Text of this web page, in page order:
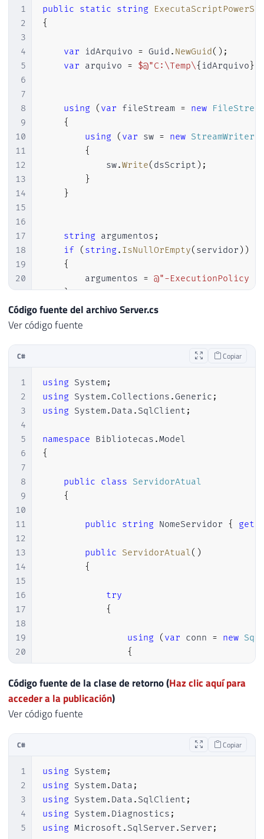
1
2
3
4
5
6
7
8
9
10
11
12
13
14
15
16
17
18
19
20
21
22
23
27
28
29
30
31
32
33
34
35
36
37
38
39
40
41
42
43
44
45
46
47
49
50
51
52
53
public static string
{
var idArquivo = Guid . NewGuid( ) ;
var arquivo = $@"C:\Temp\{ idArquivo }
using ( var fileStream = new
{
using
( var sw = new StreamWriter
{
            sw
.Write( dsScript ) ;
}
}
string argumentos ;
if
( string. IsNullOrEmpty( servidor ) )
{
        argumentos
= @"-ExecutionPolicy
}
else
{
@"-ExecutionPolicy
string output
        scriptProc
//Retorno.Mensagem(argumentos);
        msgErro
if (!string.IsNullOrEmpty(msgErro))
return
Código fuente del archivo Server.cs
Ver código fuente
C# Copiar
1
2
3
4
5
6
7
8
9
10
11
12
13
14
15
16
17
18
19
20
21
22
23
26
27
28
29
30
31
32
using System;
using System. Collections .Generic ;
using System. Data . SqlClient ;
namespace Bibliotecas .Model
{
public class ServidorAtual
{
public string NomeServidor { get
public ServidorAtual( )
{
try
{
using ( var conn = new
{
                    conn
.Open();
                        cmd
.CommandText =
                        NomeServidor
=
var partes
partes
Código fuente de la clase de retorno (Haz clic aquí para
acceder a la publicación)
Ver código fuente
C# Copiar
1
2
3
4
5
using System;
using System. Data ;
using System. Data . SqlClient ;
using System. Diagnostics ;
using Microsoft . SqlServer . Server ;